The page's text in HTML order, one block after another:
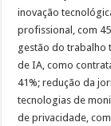
inovação
profissional, com
gestão do trabalho
de IA, como
41%; redução da
tecnologias de
de privacidade,